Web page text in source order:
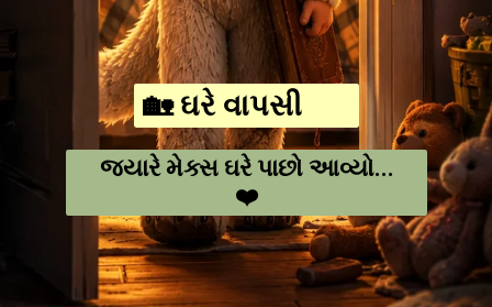
🏡 ઘરે વાપસી
જ્યારે મેક્સ ઘરે પાછો આવ્યો...
❤️